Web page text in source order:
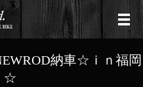
納車☆ｉｎ福岡
☆